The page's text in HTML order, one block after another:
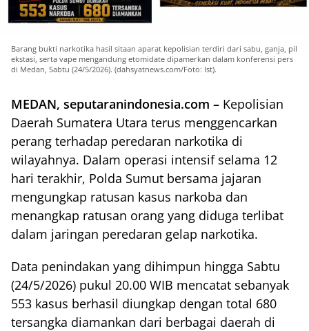
Barang bukti narkotika hasil sitaan aparat kepolisian terdiri dari sabu, ganja, pil
ekstasi, serta vape mengandung etomidate dipamerkan dalam konferensi pers
di Medan, Sabtu (24/5/2026). (dahsyatnews.com/Foto: Ist).
MEDAN, seputaranindonesia.com – Kepolisian
Daerah Sumatera Utara terus menggencarkan
perang terhadap peredaran narkotika di
wilayahnya. Dalam operasi intensif selama 12
hari terakhir, Polda Sumut bersama jajaran
mengungkap ratusan kasus narkoba dan
menangkap ratusan orang yang diduga terlibat
dalam jaringan peredaran gelap narkotika.
Data penindakan yang dihimpun hingga Sabtu
(24/5/2026) pukul 20.00 WIB mencatat sebanyak
553 kasus berhasil diungkap dengan total 680
tersangka diamankan dari berbagai daerah di